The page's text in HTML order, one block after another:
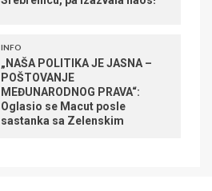
INFO
„NAŠA POLITIKA JE JASNA –
POŠTOVANJE
MEĐUNARODNOG PRAVA“:
Oglasio se Macut posle
sastanka sa Zelenskim